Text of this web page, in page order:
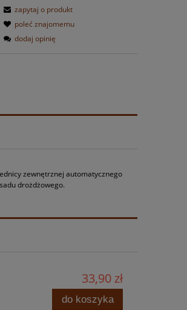
zapytaj o produkt
poleć znajomemu
dodaj opinię
zewnętrznej automatycznego
drożdżowego.
33,90 zł
do koszyka